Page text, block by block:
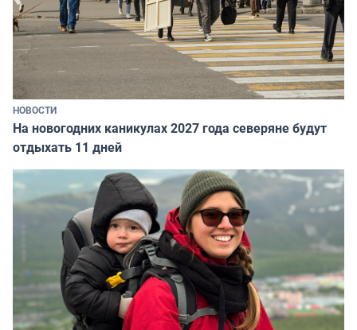
НОВОСТИ
На новогодних каникулах 2027 года северяне будут
отдыхать 11 дней